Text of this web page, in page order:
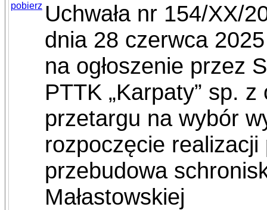
pobierz Uchwała nr 154/XX/
dnia 28 czerwca
na ogłoszenie przez
PTTK „Karpaty” sp.
przetargu na wybór
rozpoczęcie
przebudowa
Małastowskiej